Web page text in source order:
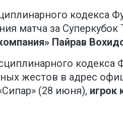
кодекса
матча за
Пайрав
жестов в адрес
(28 июня), игрок